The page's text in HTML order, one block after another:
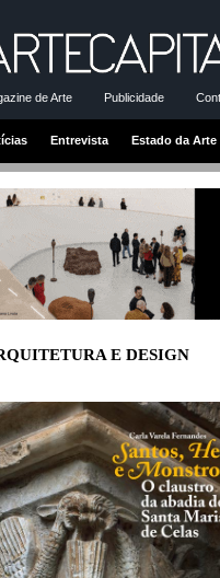
de Arte Publicidade
Entrevista Estado da Arte
E DESIGN